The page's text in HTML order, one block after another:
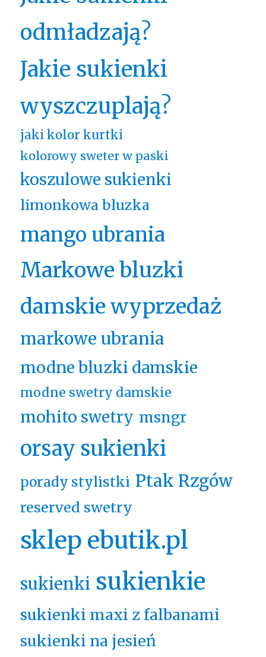
odmładzają?
Jakie sukienki
wyszczuplają?
jaki kolor kurtki
kolorowy sweter w paski
koszulowe sukienki
limonkowa bluzka
mango ubrania
Markowe bluzki
damskie wyprzedaż
markowe ubrania
modne bluzki damskie
modne swetry damskie
mohito swetry msngr
orsay sukienki
porady stylistki Ptak Rzgów
reserved swetry
sklep ebutik.pl
sukienki sukienkie
sukienki maxi z falbanami
sukienki na jesień